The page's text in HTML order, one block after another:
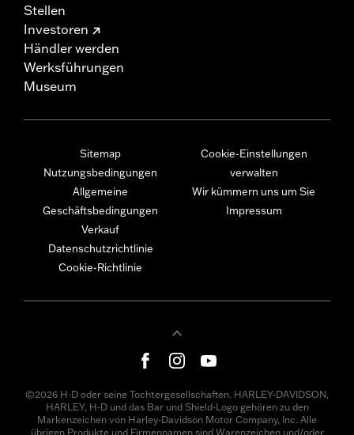
Stellen
Investoren
Händler werden
Werksführungen
Museum
Sitemap
Nutzungsbedingungen
Allgemeine
Geschäftsbedingungen
Verkauf
Datenschutzrichtlinie
Cookie-Richtlinie
Cookie-Einstellungen
verwalten
Wir kümmern uns um Sie
Impressum
©2026 H-D oder seine Tochtergesellschaften. HARLEY-DAVIDSON,
HARLEY, H-D und das Bar und Shield-Logo gehören zu den
Markenzeichen von Harley-Davidson Motor Company, Inc. Alle
übrigen Produkte und Firmennamen sind Warenzeichen und/oder